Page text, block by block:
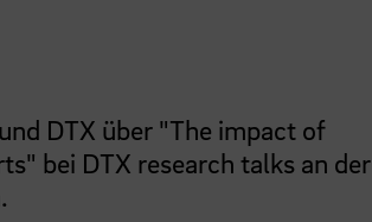
DTX über "The impact of
bei DTX research talks an der